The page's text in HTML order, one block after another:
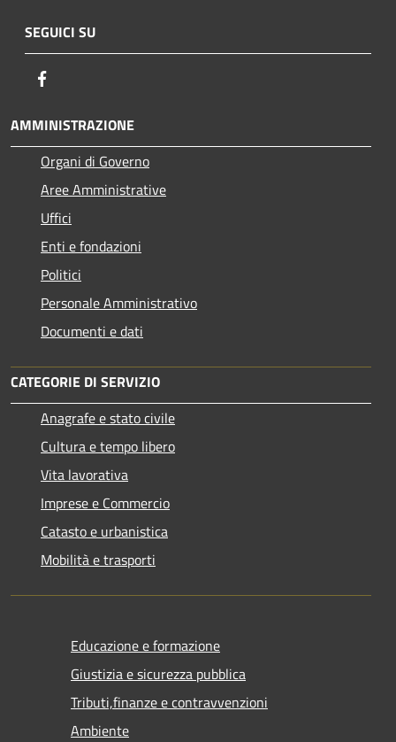
SEGUICI SU
AMMINISTRAZIONE
Organi di Governo
Aree Amministrative
Uffici
Enti e fondazioni
Politici
Personale Amministrativo
Documenti e dati
CATEGORIE DI SERVIZIO
Anagrafe e stato civile
Cultura e tempo libero
Vita lavorativa
Imprese e Commercio
Catasto e urbanistica
Mobilità e trasporti
Educazione e formazione
Giustizia e sicurezza pubblica
Tributi,finanze e contravvenzioni
Ambiente